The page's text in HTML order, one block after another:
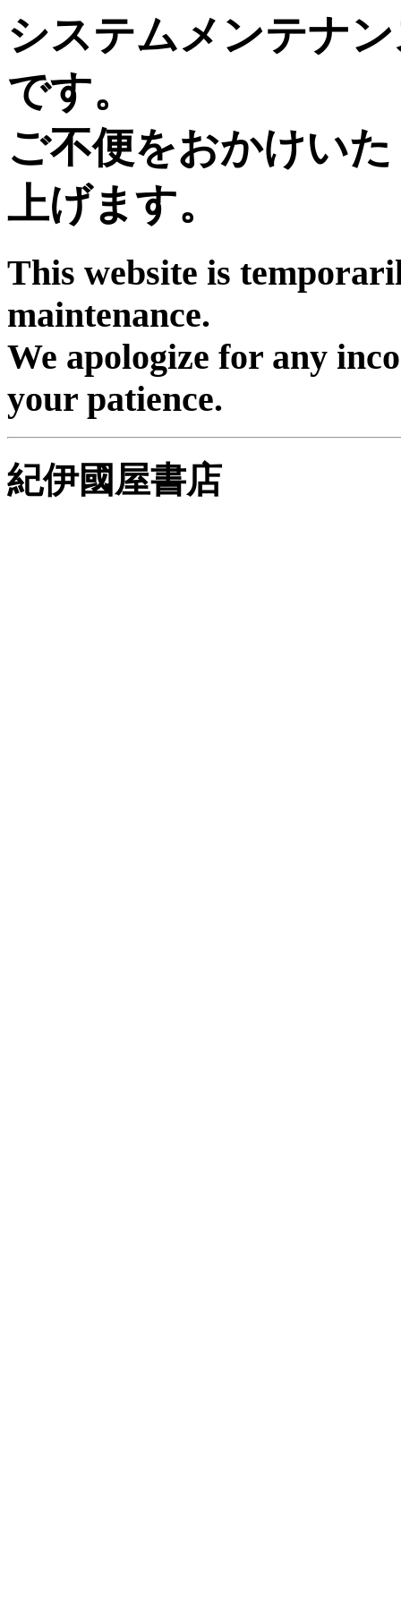
システムメンテナ
です。
ご不便をおかけい
上げます。
This website is
maintenance.
We apologize for any
your patience.
紀伊國屋書店